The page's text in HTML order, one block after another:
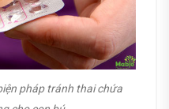
pháp tránh thai chứa